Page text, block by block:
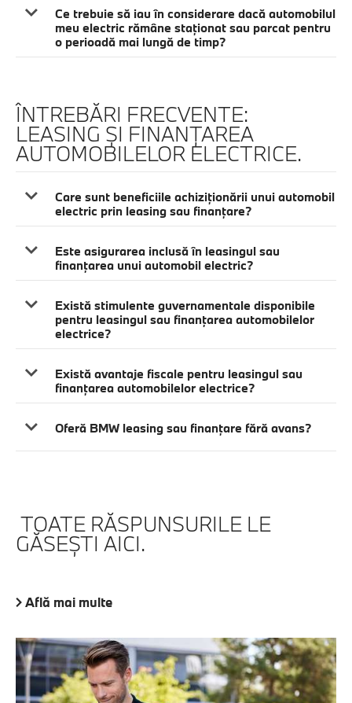
Ce trebuie să iau în considerare dacă automobilul
meu electric rămâne staţionat sau parcat pentru
o perioadă mai lungă de timp?
ÎNTREBĂRI FRECVENTE:
LEASING ŞI FINANŢAREA
AUTOMOBILELOR ELECTRICE.
Care sunt beneficiile achiziţionării unui automobil
electric prin leasing sau finanţare?
Este asigurarea inclusă în leasingul sau
finanţarea unui automobil electric?
Există stimulente guvernamentale disponibile
pentru leasingul sau finanţarea automobilelor
electrice?
Există avantaje fiscale pentru leasingul sau
finanţarea automobilelor electrice?
Oferă BMW leasing sau finanţare fără avans?
TOATE RĂSPUNSURILE LE
GĂSEŞTI AICI.
Află mai multe